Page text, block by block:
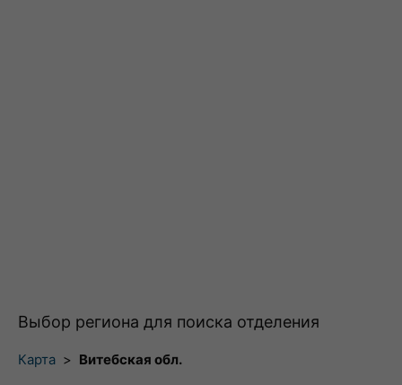
Выбор региона для поиска отделения
Карта > Витебская обл.